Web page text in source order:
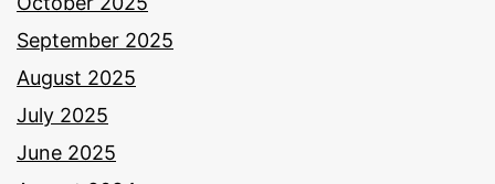
September 2025
August 2025
July 2025
June 2025